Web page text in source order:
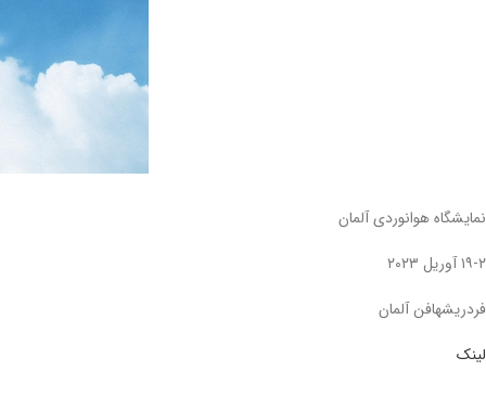
نمایشگاه هوانوردی آلمان
۱۹-۲ آوریل ۲۰۲۳
فردریشهافن آلمان
لینک